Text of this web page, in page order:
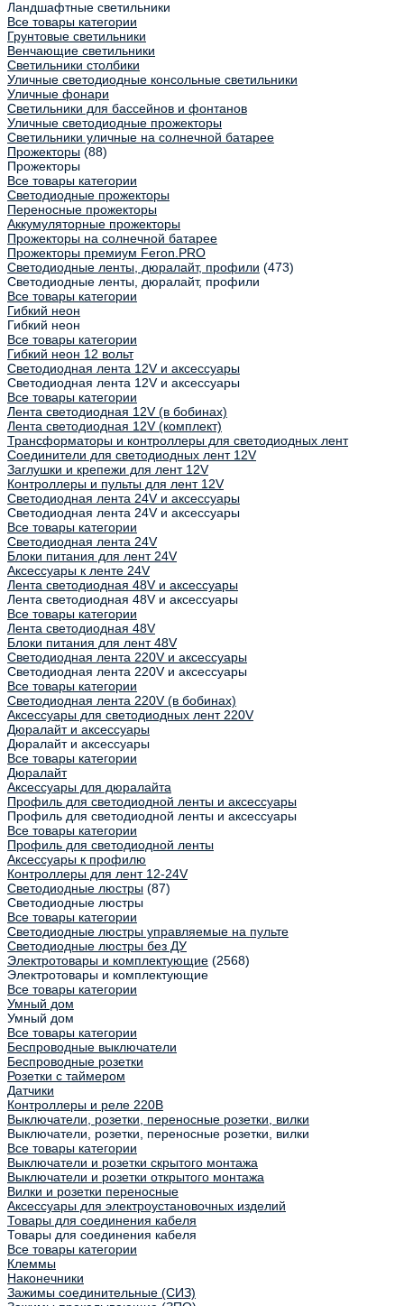
Ландшафтные светильники
Все товары категории
Грунтовые светильники
Венчающие светильники
Светильники столбики
Уличные светодиодные консольные светильники
Уличные фонари
Светильники для бассейнов и фонтанов
Уличные светодиодные прожекторы
Светильники уличные на солнечной батарее
Прожекторы (88)
Прожекторы
Все товары категории
Светодиодные прожекторы
Переносные прожекторы
Аккумуляторные прожекторы
Прожекторы на солнечной батарее
Прожекторы премиум Feron.PRO
Светодиодные ленты, дюралайт, профили (473)
Светодиодные ленты, дюралайт, профили
Все товары категории
Гибкий неон
Гибкий неон
Все товары категории
Гибкий неон 12 вольт
Светодиодная лента 12V и аксессуары
Светодиодная лента 12V и аксессуары
Все товары категории
Лента светодиодная 12V (в бобинах)
Лента светодиодная 12V (комплект)
Трансформаторы и контроллеры для светодиодных лент
Соединители для светодиодных лент 12V
Заглушки и крепежи для лент 12V
Контроллеры и пульты для лент 12V
Светодиодная лента 24V и аксессуары
Светодиодная лента 24V и аксессуары
Все товары категории
Светодиодная лента 24V
Блоки питания для лент 24V
Аксессуары к ленте 24V
Лента светодиодная 48V и аксессуары
Лента светодиодная 48V и аксессуары
Все товары категории
Лента светодиодная 48V
Блоки питания для лент 48V
Светодиодная лента 220V и аксессуары
Светодиодная лента 220V и аксессуары
Все товары категории
Светодиодная лента 220V (в бобинах)
Аксессуары для светодиодных лент 220V
Дюралайт и аксессуары
Дюралайт и аксессуары
Все товары категории
Дюралайт
Аксессуары для дюралайта
Профиль для светодиодной ленты и аксессуары
Профиль для светодиодной ленты и аксессуары
Все товары категории
Профиль для светодиодной ленты
Аксессуары к профилю
Контроллеры для лент 12-24V
Светодиодные люстры (87)
Светодиодные люстры
Все товары категории
Светодиодные люстры управляемые на пульте
Светодиодные люстры без ДУ
Электротовары и комплектующие (2568)
Электротовары и комплектующие
Все товары категории
Умный дом
Умный дом
Все товары категории
Беспроводные выключатели
Беспроводные розетки
Розетки с таймером
Датчики
Контроллеры и реле 220В
Выключатели, розетки, переносные розетки, вилки
Выключатели, розетки, переносные розетки, вилки
Все товары категории
Выключатели и розетки скрытого монтажа
Выключатели и розетки открытого монтажа
Вилки и розетки переносные
Аксессуары для электроустановочных изделий
Товары для соединения кабеля
Товары для соединения кабеля
Все товары категории
Клеммы
Наконечники
Зажимы соединительные (СИЗ)